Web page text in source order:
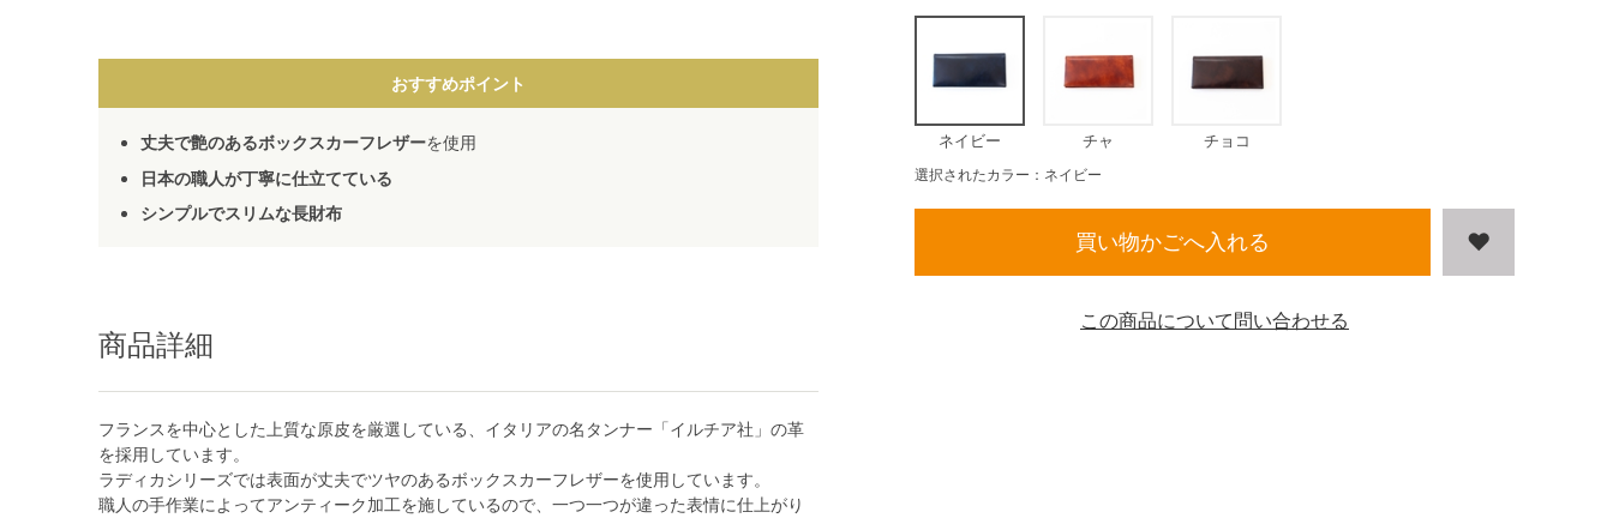
おすすめポイント
丈夫で艶のあるボックスカーフレザーを使用
日本の職人が丁寧に仕立てている
シンプルでスリムな長財布
商品詳細
フランスを中心とした上質な原皮を厳選している、イタリアの名タンナー「イルチア社」の革
を採用しています。
ラディカシリーズでは表面が丈夫でツヤのあるボックスカーフレザーを使用しています。
職人の手作業によってアンティーク加工を施しているので、一つ一つが違った表情に仕上がり
ネイビー チャ チョコ
選択されたカラー：ネイビー
買い物かごへ入れる
この商品について問い合わせる